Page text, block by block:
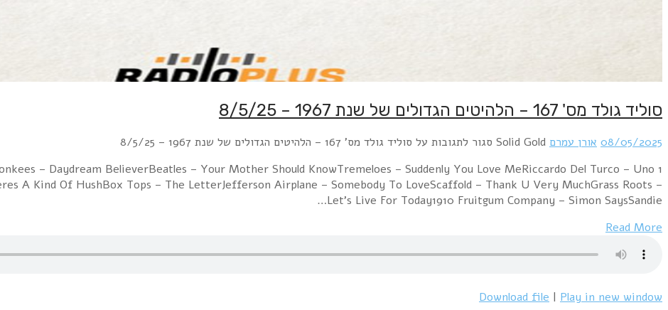
סוליד גולד מס' 167 – הלהיטים הגדולים של שנת 1967 – 8/5/25
08/05/2025 אורן עמרם Solid Gold סגור לתגובות על סוליד גולד מס' 167 – הלהיטים הגדולים של שנת 1967 – 8/5/25
– Daydream BelieverBeatles – Your Mother Should KnowTremeloes – Suddenly You Love MeRiccardo Del Turco – Uno
A Kind Of HushBox Tops – The LetterJefferson Airplane – Somebody To LoveScaffold – Thank U Very MuchGrass Roots –
Let's Live For Today1910 Fruitgum Company – Simon SaysSandie…
Read More
Download file | Play in new window